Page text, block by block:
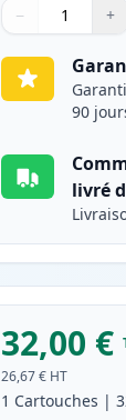
Quantité
Utilisez les
− +
Quantité
90
livré
32,00 €
26,67 € HT
1 Cartouches |